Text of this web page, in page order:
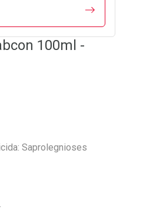
100ml -
Saprolegnioses